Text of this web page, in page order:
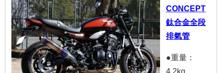
CONCEPT
鈦合金全段
排氣管
●重量：
4.2kg